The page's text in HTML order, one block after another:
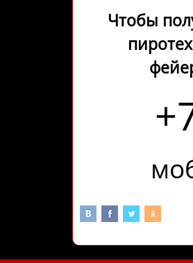
Чтобы